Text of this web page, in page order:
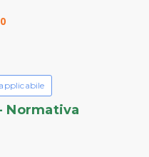
Normativa